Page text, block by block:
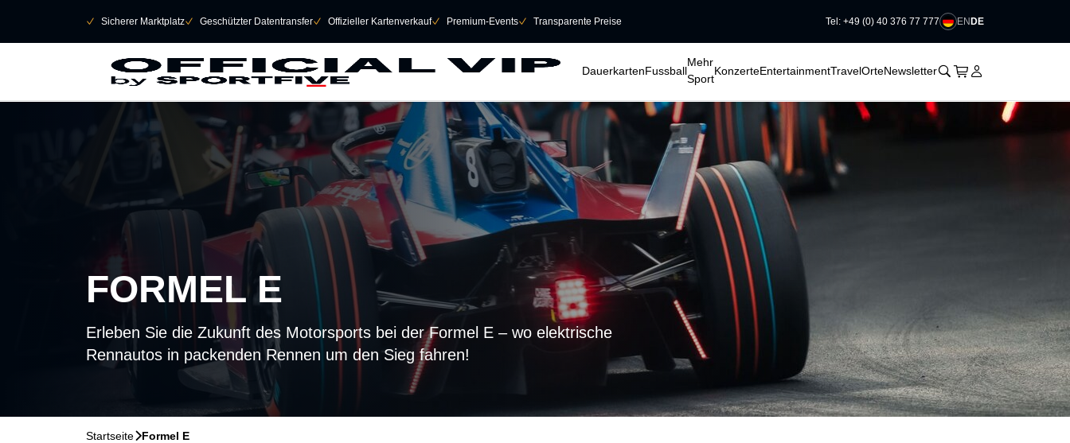
􀆅 Sicherer Marktplatz􀆅 Geschützter Datentransfer􀆅 Offizieller Kartenverkauf􀆅 Premium-Events􀆅 Transparente Preise Tel: +49 (0) 40 376 77 777 ENDE
DauerkartenFussball
Mehr
Sport
KonzerteEntertainmentTravelOrteNewsletter􀊫 Warenkorb
􀍩 Login
􀉩
FORMEL E
Erleben Sie die Zukunft des Motorsports bei der Formel E – wo elektrische
Rennautos in packenden Rennen um den Sieg fahren!
Startseite􀆊Formel E